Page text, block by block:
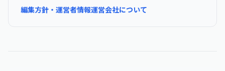
編集方針・運営者情報運営会社について